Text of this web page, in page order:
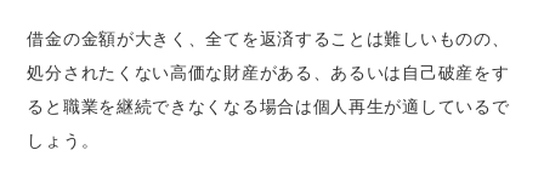
借金の金額が大きく、全てを返済することは難しいものの、
処分されたくない高価な財産がある、あるいは自己破産をす
ると職業を継続できなくなる場合は個人再生が適しているで
しょう。